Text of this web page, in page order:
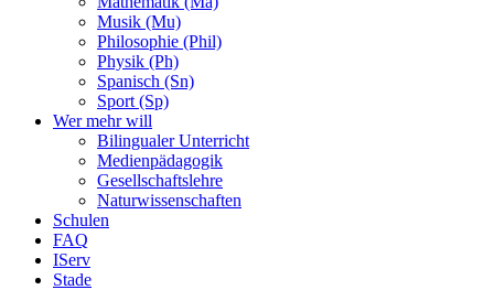
Musik (Mu)
Philosophie (Phil)
Physik (Ph)
Spanisch (Sn)
Sport (Sp)
Wer mehr will
Bilingualer Unterricht
Medienpädagogik
Gesellschaftslehre
Naturwissenschaften
Schulen
FAQ
IServ
Stade